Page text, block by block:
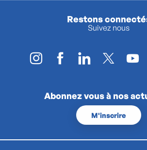
Restons
Suivez nous
Abonnez vous à nos
M'inscrire